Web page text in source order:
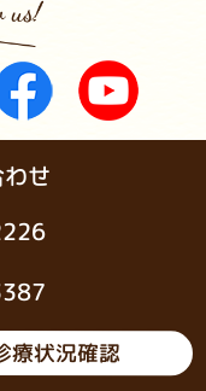
せ
療状況確認